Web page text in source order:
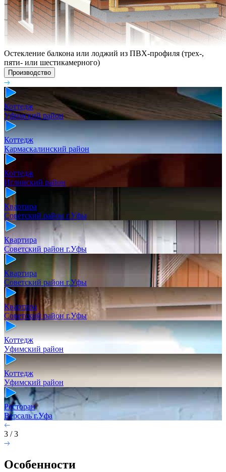
Остекление балкона или лоджий из ПВХ-профиля (трех-,
пяти- или шестикамерного)
Производство
Коттедж
Уфимский район
Коттедж
Кармаскалинский район
Коттедж
Иглинский район
Квартира
Советский район г.Уфы
Квартира
Советский район г.Уфы
Квартира
Советский район г.Уфы
Квартира
Советский район г.Уфы
Коттедж
Уфимский район
Коттедж
Уфимский район
Ресторан
Версаль г.Уфа
3 / 3
Особенности